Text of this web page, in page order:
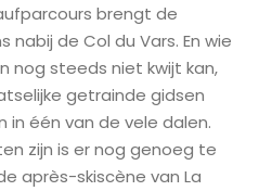
brengt de
de Col du Vars. En wie
nog steeds niet kwijt kan,
getrainde gidsen
in één van de vele dalen.
zijn is er nog genoeg te
après-skiscène van La